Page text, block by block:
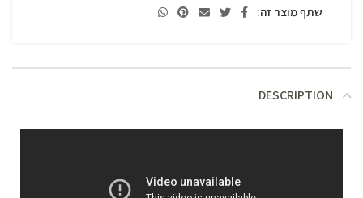
שתף מוצר זה:
DESCRIPTION